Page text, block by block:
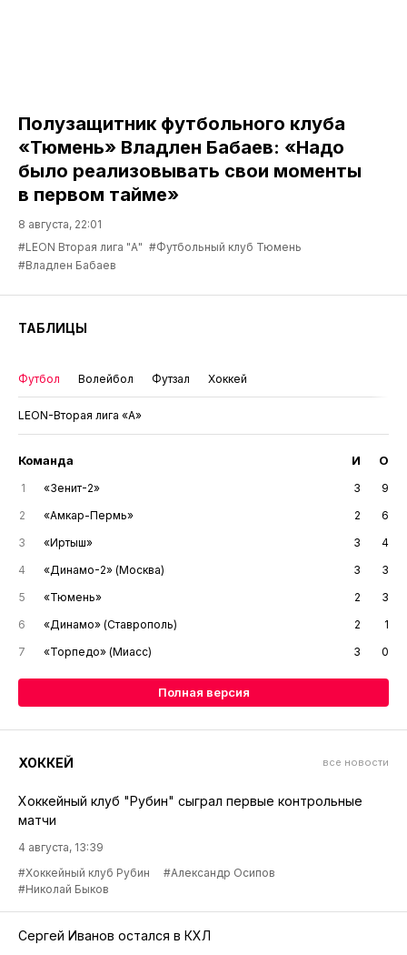
Полузащитник футбольного клуба
«Тюмень» Владлен Бабаев: «Надо
было реализовывать свои моменты
в первом тайме»
8 августа, 22:01
#LEON Вторая лига "А" #Футбольный клуб Тюмень
#Владлен Бабаев
ТАБЛИЦЫ
Футбол Волейбол Футзал Хоккей
LEON-Вторая лига «А»
Команда И О
1 «Зенит-2» 3
9
2
«Амкар-Пермь» 2
6
3
«Иртыш» 3
4
4
«Динамо-2» (Москва) 3
3
5
«Тюмень» 2
3
6
«Динамо» (Ставрополь) 2
1
7
«Торпедо» (Миасс) 3 0
Полная версия
ХОККЕЙ все новости
Хоккейный клуб "Рубин" сыграл первые контрольные
матчи
4 августа, 13:39
#Хоккейный клуб Рубин
#Александр Осипов
#Николай Быков
Сергей Иванов остался в КХЛ